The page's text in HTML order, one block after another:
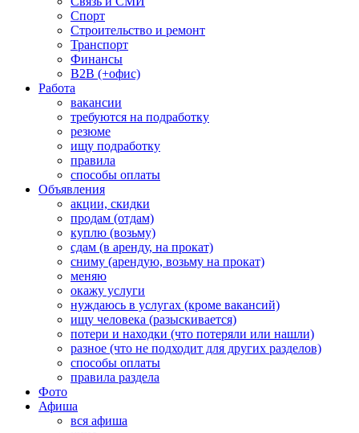
Спорт
Строительство и ремонт
Транспорт
Финансы
B2B (+офис)
Работа
вакансии
требуются на подработку
резюме
ищу подработку
правила
способы оплаты
Объявления
акции, скидки
продам (отдам)
куплю (возьму)
сдам (в аренду, на прокат)
сниму (арендую, возьму на прокат)
меняю
окажу услуги
нуждаюсь в услугах (кроме вакансий)
ищу человека (разыскивается)
потери и находки (что потеряли или нашли)
разное (что не подходит для других разделов)
способы оплаты
правила раздела
Фото
Афиша
вся афиша